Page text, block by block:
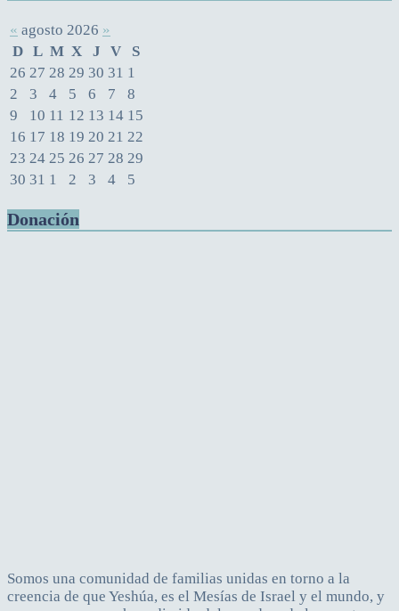
« agosto 2026 »
D L M X J V
S
26 27 28 29 30 31 1
2
3 4 5 6 7
8
9
10 11 12 13 14 15
16 17 18 19 20 21 22
23 24 25 26 27 28 29
30 31 1 2 3 4 5
Donación
Somos una comunidad de familias unidas en torno a la
creencia de que Yeshúa, es el Mesías de Israel y el mundo, y